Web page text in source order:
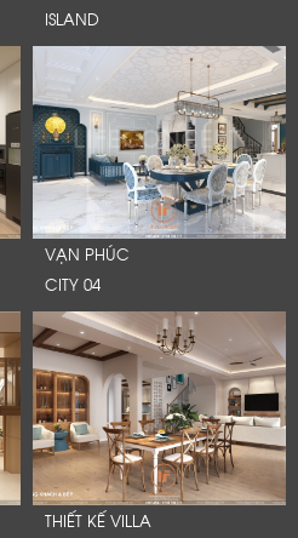
ISLAND
VẠN PHÚC
CITY 04
THIẾT KẾ VILLA